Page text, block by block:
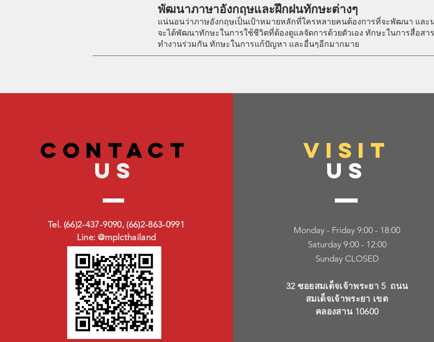
พัฒนาภาษาอังกฤษและฝึกฝนทักษะต่างๆ
แน่นอนว่าภาษอังกฤษเป็นเป้าหมายหลักที่ใครหลายคนต้องการที่จะพัฒนา และ
จะได้พัฒนาทักษะในการใช้ชีวิตที่ต้องดูแลจัดการด้วยตัวเอง ทักษะในการสื่อสา
ทำงานร่วมกัน ทักษะในการแก้ปัญหา และอื่นๆอีกมากมาย
CONTACT
US
Tel. (66)2-437-9090, (66)2-863-0991
Line: @mplcthailand
VISIT
US
Monday - Friday 9:00 - 18:00
Saturday 9:00 - 12:00
Sunday CLOSED
32 ซอยสมเด็จเจ้าพระยา 5 ถนน
สมเด็จเจ้าพระยา เขต
คลองสาน 10600